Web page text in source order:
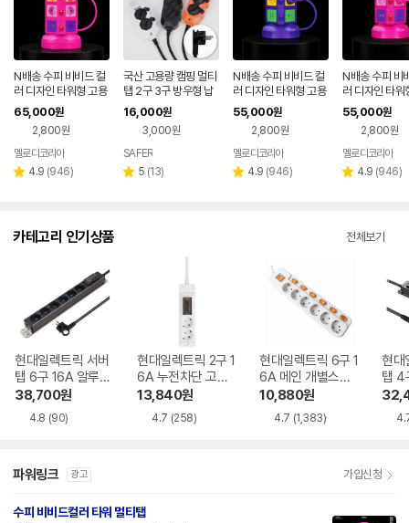
N배송 수피 비비드 컬
러 디자인 타워형 고용
량 멀티탭 2m, 핑크 1
0구, 1개
65,000원
2,800원
멜로디코리아
별 4.9 리
(946)
국산 고용량 캠핑 멀티
탭 2구 3구 방우형 납
작플러그 콘센트 연장
선 작업선 1.5m 3m 5
m 10m 다이아탭
16,000원
3,000원
페이
SAFER
별 5 리
(13)
N배송 수피 비비드 컬
러 디자인 타워형 고용
량 멀티탭 2m, 바이올
렛 6구, 1개
55,000원
2,800원
멜로디코리아
별 4.9 리
(946)
N배송 수피 비
러 디자인 타워
량 멀티탭 2m,
구, 1개
55,000원
2,800원
멜로디코리아
별 4.9 리
(946)
카테고리 인기상품 전체보기
현대일렉트릭 서버
탭 6구 16A 알루미
늄 고용량 멀티탭
38,700원
4.8 (90)
현대일렉트릭 2구 1
6A 누전차단 고용
량 멀티탭
13,840원
4.7 (258)
현대일렉트릭 6구 1
6A 메인 개별스위
치 멀티탭
10,880원
4.7 (1,383)
현대
탭 4
늄
파워링크 광고 가입신청
수피 비비드컬러 타워 멀티탭